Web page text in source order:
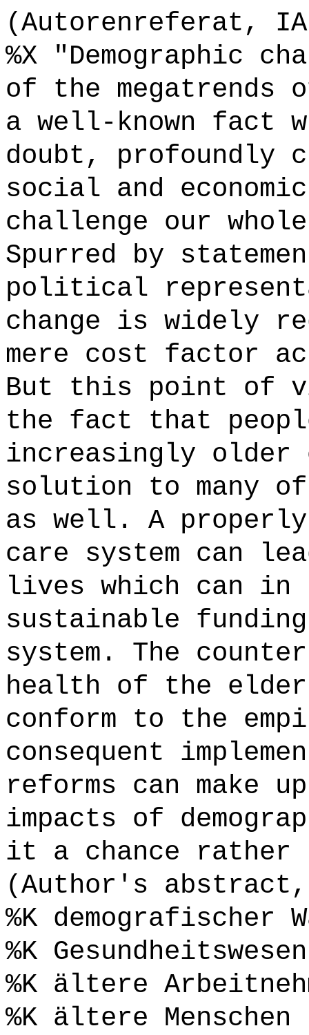
(Autorenreferat,
%X "Demographic
of the
a well-known fact
doubt, profoundly
social and
challenge our
Spurred by
political
change is widely
mere cost factor
But this point of
the fact that
increasingly older
solution to many
as well. A
care system can
lives which can in
sustainable
system. The
health of the
conform to the
consequent
reforms can make
impacts of
it a chance rather
(Author's
%K demografischer
%K Gesundheitswesen
%K ältere
%K ältere Menschen